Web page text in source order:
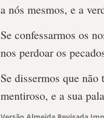
a nós mesmos, e a
Se confessarmos os
nos perdoar os
Se dissermos que
mentiroso, e a sua